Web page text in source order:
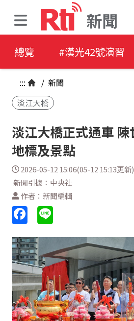
新聞
總覽 #漢光42號演習
::: / 新聞
淡江大橋
淡江大橋正式通車
地標及景點
2026-05-12 15:06(05-12 15:13更新)
新聞引據：中央社
作者：新聞編輯